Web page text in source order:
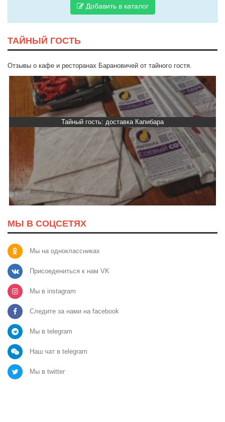
Добавить в каталог
ТАЙНЫЙ ГОСТЬ
Отзывы о кафе и ресторанах Барановичей от тайного гостя.
Тайный гость: доставка Капибара
МЫ В СОЦСЕТЯХ
Мы на одноклассниках
Присоедениться к нам VK
Мы в instagram
Следите за нами на facebook
Мы в telegram
Наш чат в telegram
Мы в twitter